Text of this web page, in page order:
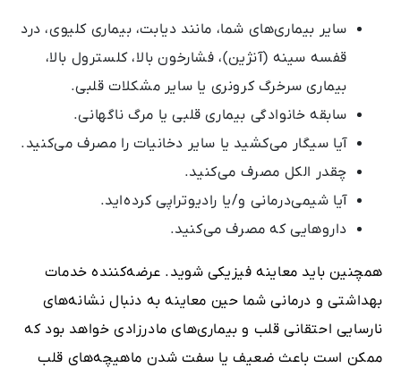
سایر بیماری‌های شما، مانند دیابت، بیماری کلیوی، درد
قفسه سینه (آنژین)، فشارخون بالا، کلسترول بالا،
بیماری سرخرگ کرونری یا سایر مشکلات قلبی.
سابقه خانوادگی بیماری قلبی یا مرگ ناگهانی.
آیا سیگار می‌کشید یا سایر دخانیات را مصرف می‌کنید.
چقدر الکل مصرف می‌کنید.
آیا شیمی‌درمانی و/یا رادیوتراپی کرده‌اید.
داروهایی که مصرف می‌کنید.
همچنین باید معاینه فیزیکی شوید. عرضه‌کننده خدمات
بهداشتی و درمانی شما حین معاینه به دنبال نشانه‌های
نارسایی احتقانی قلب و بیماری‌های مادرزادی خواهد بود که
ممکن است باعث ضعیف یا سفت شدن ماهیچه‌های قلب